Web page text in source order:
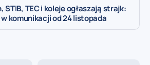
STIB, TEC i koleje ogłaszają strajk:
komunikacji od 24 listopada